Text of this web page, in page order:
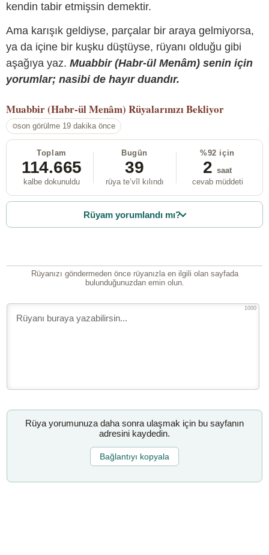
kendin tabir etmişsin demektir.
Ama karışık geldiyse, parçalar bir araya gelmiyorsa,
ya da içine bir kuşku düştüyse, rüyanı olduğu gibi
aşağıya yaz. Muabbir (Habr-ül Menâm) senin için
yorumlar; nasibi de hayır duandır.
Muabbir (Habr-ül Menâm) Rüyalarınızı Bekliyor
son görülme 19 dakika önce
Toplam
114.665
kalbe dokunuldu
Bugün
39
rüya te’vîl kılındı
%92 için
2 saat
cevab müddeti
Rüyam yorumlandı mı?
Rüyanızı göndermeden önce rüyanızla en ilgili olan sayfada
bulunduğunuzdan emin olun.
1000
Rüya yorumunuza daha sonra ulaşmak için bu sayfanın
adresini kaydedin.
Bağlantıyı kopyala